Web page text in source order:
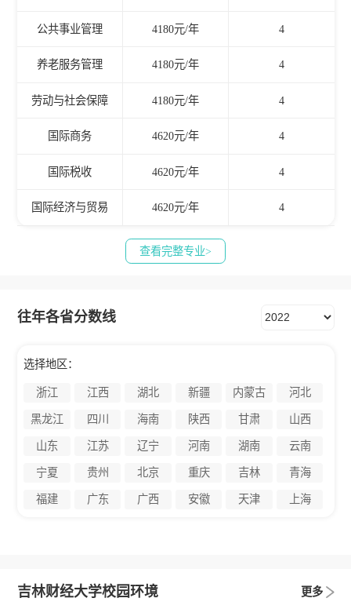
公共事业管理 4180元/年 4
养老服务管理 4180元/年 4
劳动与社会保障 4180元/年 4
国际商务 4620元/年 4
国际税收 4620元/年 4
国际经济与贸易 4620元/年 4
查看完整专业>
往年各省分数线
选择地区：
浙江 江西 湖北 新疆 内蒙古 河北
黑龙江 四川 海南 陕西 甘肃 山西
山东 江苏 辽宁 河南 湖南 云南
宁夏 贵州 北京 重庆 吉林 青海
福建 广东 广西 安徽 天津 上海
吉林财经大学校园环境 更多